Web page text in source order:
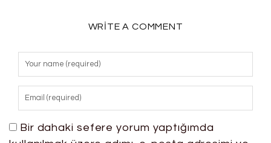
WRITE A COMMENT
Bir dahaki sefere yorum yaptığımda